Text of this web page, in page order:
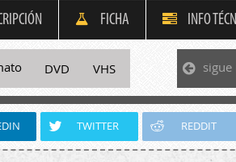
FICHA INFO
DVD VHS sigue
TWITTER REDDIT